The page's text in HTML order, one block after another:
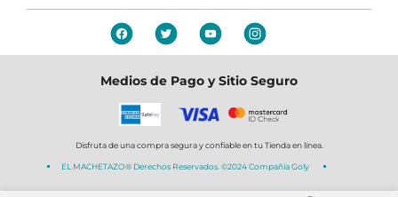
Medios de Pago y Sitio Seguro
Disfruta de una compra segura y confiable en tu Tienda en línea.
EL MACHETAZO® Derechos Reservados. ©2024 Compañia Goly